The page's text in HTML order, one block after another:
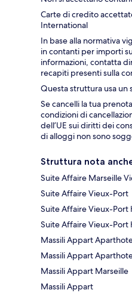
Carte di credito
International
In base alla normativa
in contanti per importi
informazioni, contatta
recapiti presenti sulla
Questa struttura usa un
Se cancelli la tua
condizioni di
dell’UE sui diritti dei
di alloggi non sono
Struttura nota
Suite Affaire Marseille
Suite Affaire Vieux-Port
Suite Affaire Vieux-Port
Suite Affaire Vieux-Port
Massili Appart
Massili Appart
Massili Appart Marseille
Massili Appart